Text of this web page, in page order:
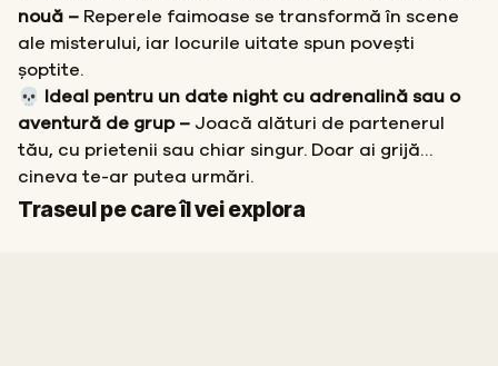
nouă – Reperele faimoase se transformă în scene
ale misterului, iar locurile uitate spun povești
șoptite.
💀 Ideal pentru un date night cu adrenalină sau o
aventură de grup – Joacă alături de partenerul
tău, cu prietenii sau chiar singur. Doar ai grijă…
cineva te-ar putea urmări.
Traseul pe care îl vei explora
Start
Sosire